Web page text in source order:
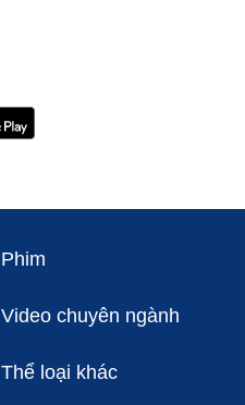
Phim
Video chuyên ngành
Thể loại khác